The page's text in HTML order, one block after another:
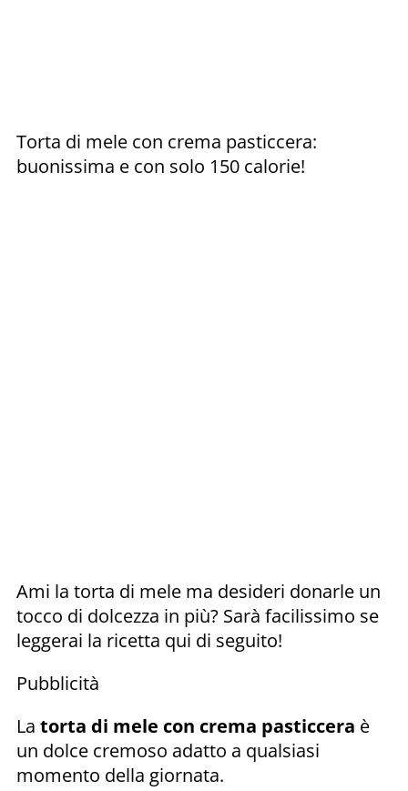
Torta di mele con crema pasticcera:
buonissima e con solo 150 calorie!
Ami la torta di mele ma desideri donarle un
tocco di dolcezza in più? Sarà facilissimo se
leggerai la ricetta qui di seguito!
Pubblicità
La torta di mele con crema pasticcera è
un dolce cremoso adatto a qualsiasi
momento della giornata.